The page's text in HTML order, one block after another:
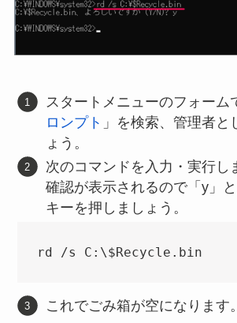
スタートメニューのフォーム
ロンプト 」を検索、管理者と
ょう。
次のコマンドを入力・実行し
確認が表示されるので「y」
キーを押しましょう。
rd /s C:\$Recycle.bin
これでごみ箱が空になります。